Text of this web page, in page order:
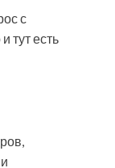
с
тут есть